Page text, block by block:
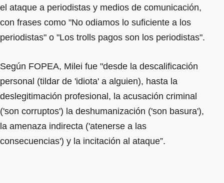
el ataque a periodistas y medios de comunicación,
con frases como "No odiamos lo suficiente a los
periodistas" o "Los trolls pagos son los periodistas".
Según FOPEA, Milei fue "desde la descalificación
personal (tildar de 'idiota' a alguien), hasta la
deslegitimación profesional, la acusación criminal
('son corruptos') la deshumanización ('son basura'),
la amenaza indirecta ('atenerse a las
consecuencias') y la incitación al ataque”.